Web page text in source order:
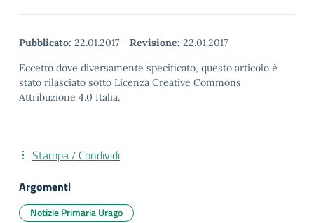
Pubblicato: 22.01.2017 - Revisione: 22.01.2017
Eccetto dove diversamente specificato, questo articolo è
stato rilasciato sotto Licenza Creative Commons
Attribuzione 4.0 Italia.
Stampa / Condividi
Argomenti
Notizie Primaria Urago